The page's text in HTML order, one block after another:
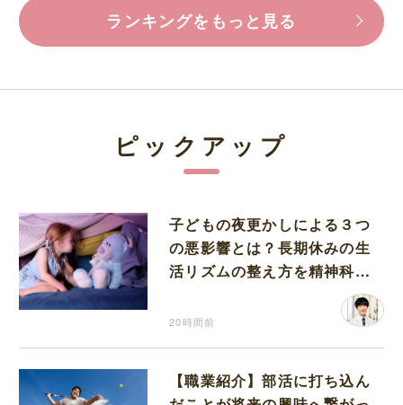
ランキングをもっと見る
ピックアップ
子どもの夜更かしによる３つ
の悪影響とは？長期休みの生
活リズムの整え方を精神科医
20時間前
【職業紹介】部活に打ち込ん